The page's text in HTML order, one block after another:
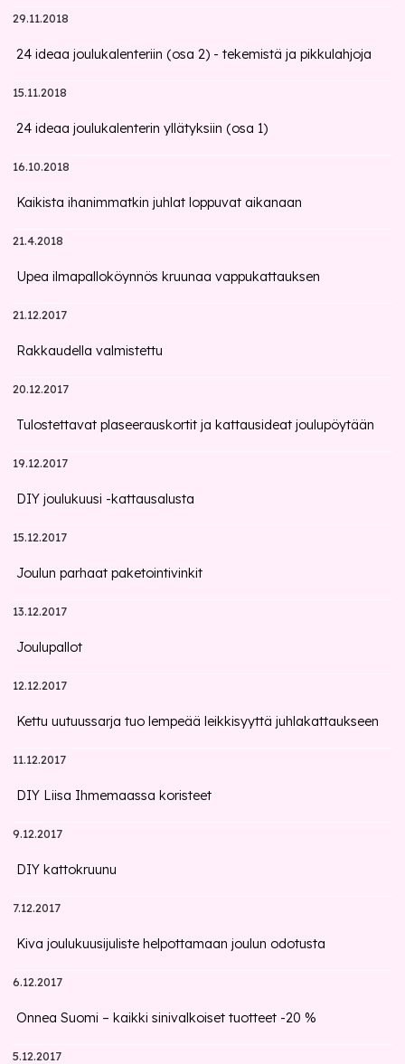
29.11.2018
24 ideaa joulukalenteriin (osa 2) - tekemistä ja pikkulahjoja
15.11.2018
24 ideaa joulukalenterin yllätyksiin (osa 1)
16.10.2018
Kaikista ihanimmatkin juhlat loppuvat aikanaan
21.4.2018
Upea ilmapalloköynnös kruunaa vappukattauksen
21.12.2017
Rakkaudella valmistettu
20.12.2017
Tulostettavat plaseerauskortit ja kattausideat joulupöytään
19.12.2017
DIY joulukuusi -kattausalusta
15.12.2017
Joulun parhaat paketointivinkit
13.12.2017
Joulupallot
12.12.2017
Kettu uutuussarja tuo lempeää leikkisyyttä juhlakattaukseen
11.12.2017
DIY Liisa Ihmemaassa koristeet
9.12.2017
DIY kattokruunu
7.12.2017
Kiva joulukuusijuliste helpottamaan joulun odotusta
6.12.2017
Onnea Suomi – kaikki sinivalkoiset tuotteet -20 %
5.12.2017